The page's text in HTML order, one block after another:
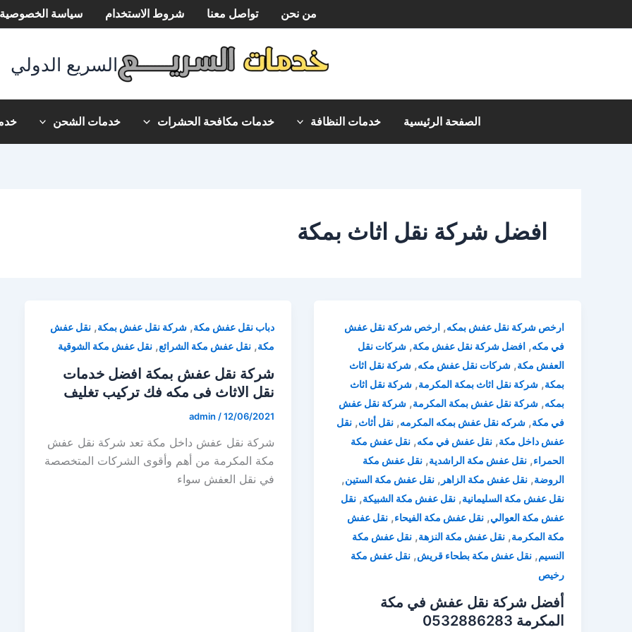
إلى
من نحن تواصل معنا شروط الاستخدام سياسة الخصوصية
السريع الدولي
الصفحة الرئيسية خدمات النظافة خدمات مكافحة الحشرات خدمات الشحن
افضل شركة نقل اثاث بمكة
ارخص شركة نقل عفش بمكه, ارخص شركة نقل عفش
في مكه, افضل شركة نقل عفش مكة, شركات نقل
العفش مكة, شركات نقل عفش مكه, شركة نقل اثاث
بمكة, شركة نقل اثاث بمكة المكرمة, شركة نقل اثاث
بمكه, شركة نقل عفش بمكة المكرمة, شركة نقل عفش
في مكة, شركه نقل عفش بمكه المكرمه, نقل أثاث, نقل
عفش داخل مكة, نقل عفش في مكه, نقل عفش مكة
الحمراء, نقل عفش مكة الراشدية, نقل عفش مكة
الروضة, نقل عفش مكة الزاهر , نقل عفش مكة الستين,
نقل عفش مكة السليمانية, نقل عفش مكة الشبيكة, نقل
عفش مكة العوالي, نقل عفش مكة الفيحاء, نقل عفش
مكة المكرمة, نقل عفش مكة النزهة, نقل عفش مكة
النسيم, نقل عفش مكة بطحاء قريش, نقل عفش مكة
رخيص
أفضل شركة نقل عفش في مكة
المكرمة 0532886283
دباب نقل عفش مكة, شركة نقل عفش بمكة, نقل عفش
مكة, نقل عفش مكة الشرائع, نقل عفش مكة الشوقية
شركة نقل عفش بمكة افضل خدمات
نقل الاثاث فى مكه فك تركيب تغليف
admin /12/06/2021
شركة نقل عفش داخل مكة تعد شركة نقل عفش
مكة المكرمة من أهم وأقوى الشركات المتخصصة
في نقل العفش سواء